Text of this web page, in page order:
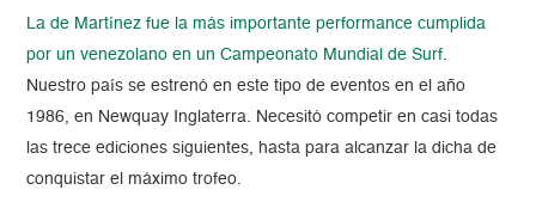
La de Martínez fue la más importante performance cumplida
por un venezolano en un Campeonato Mundial de Surf.
Nuestro país se estrenó en este tipo de eventos en el año
1986, en Newquay Inglaterra. Necesitó competir en casi todas
las trece ediciones siguientes, hasta para alcanzar la dicha de
conquistar el máximo trofeo.